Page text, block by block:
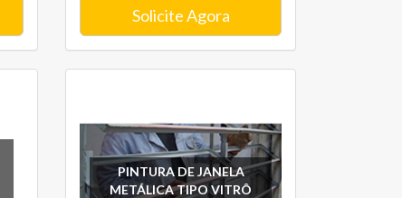
Solicite Agora
PINTURA DE JANELA
METÁLICA TIPO VITRÔ